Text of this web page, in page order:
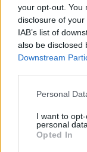
your opt-out. You
disclosure of
IAB’s list of
also be disclosed
Downstream
Personal
I want to
personal data.
Opted In
06.08.2026 -
Kč • náborový
Jihlava)
06.08.2026 -
týdenní zálohy
06.08.2026 -
48.400 Kč •
... další nabídky